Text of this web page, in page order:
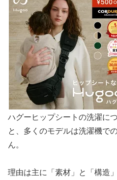
ハグーヒップシートの洗濯に
と、多くのモデルは洗濯機で
ん。
理由は主に「素材」と「構造